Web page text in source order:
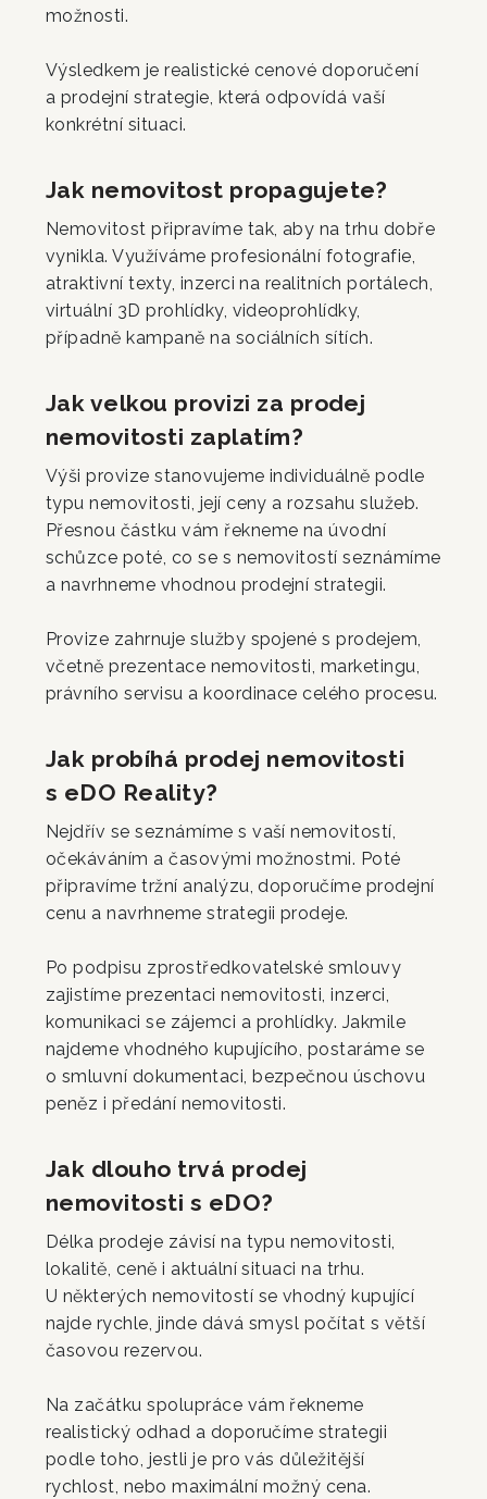
možnosti.
Výsledkem je realistické cenové doporučení
a prodejní strategie, která odpovídá vaší
konkrétní situaci.
Jak nemovitost propagujete?
Nemovitost připravíme tak, aby na trhu dobře
vynikla. Využíváme profesionální fotografie,
atraktivní texty, inzerci na realitních portálech,
virtuální 3D prohlídky, videoprohlídky,
případně kampaně na sociálních sítích.
Jak velkou provizi za prodej
nemovitosti zaplatím?
Výši provize stanovujeme individuálně podle
typu nemovitosti, její ceny a rozsahu služeb.
Přesnou částku vám řekneme na úvodní
schůzce poté, co se s nemovitostí seznámíme
a navrhneme vhodnou prodejní strategii.
Provize zahrnuje služby spojené s prodejem,
včetně prezentace nemovitosti, marketingu,
právního servisu a koordinace celého procesu.
Jak probíhá prodej nemovitosti
s eDO Reality?
Nejdřív se seznámíme s vaší nemovitostí,
očekáváním a časovými možnostmi. Poté
připravíme tržní analýzu, doporučíme prodejní
cenu a navrhneme strategii prodeje.
Po podpisu zprostředkovatelské smlouvy
zajistíme prezentaci nemovitosti, inzerci,
komunikaci se zájemci a prohlídky. Jakmile
najdeme vhodného kupujícího, postaráme se
o smluvní dokumentaci, bezpečnou úschovu
peněz i předání nemovitosti.
Jak dlouho trvá prodej
nemovitosti s eDO?
Délka prodeje závisí na typu nemovitosti,
lokalitě, ceně i aktuální situaci na trhu.
U některých nemovitostí se vhodný kupující
najde rychle, jinde dává smysl počítat s větší
časovou rezervou.
Na začátku spolupráce vám řekneme
realistický odhad a doporučíme strategii
podle toho, jestli je pro vás důležitější
rychlost, nebo maximální možný cena.